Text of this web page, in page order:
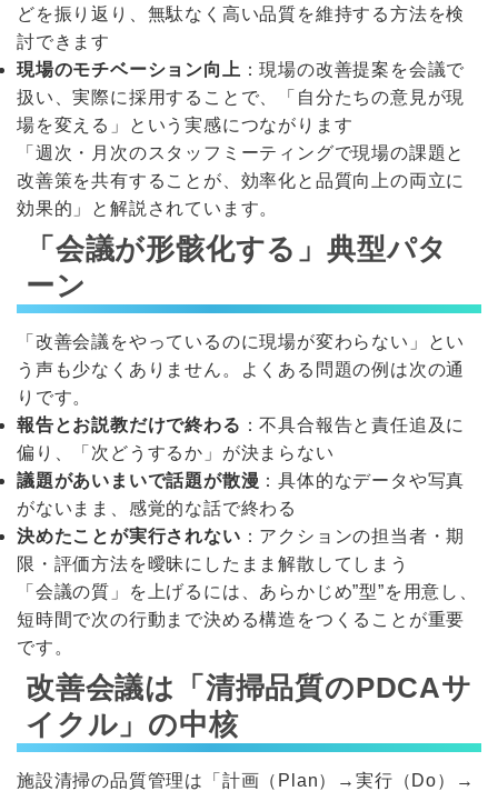
どを振り返り、無駄なく高い品質を維持する方法を検
討できます
現場のモチベーション向上 ：現場の改善提案を会議で
扱い、実際に採用することで、「自分たちの意見が現
場を変える」という実感につながります
「週次・月次のスタッフミーティングで現場の課題と
改善策を共有することが、効率化と品質向上の両立に
効果的」と解説されています。
「会議が形骸化する」典型パタ
ーン
「改善会議をやっているのに現場が変わらない」とい
う声も少なくありません。よくある問題の例は次の通
りです。
報告とお説教だけで終わる ：不具合報告と責任追及に
偏り、「次どうするか」が決まらない
議題があいまいで話題が散漫 ：具体的なデータや写真
がないまま、感覚的な話で終わる
決めたことが実行されない ：アクションの担当者・期
限・評価方法を曖昧にしたまま解散してしまう
「会議の質」を上げるには、あらかじめ”型”を用意し、
短時間で次の行動まで決める構造をつくることが重要
です。
改善会議は「清掃品質のPDCAサ
イクル」の中核
施設清掃の品質管理は「計画（Plan）→実行（Do）→